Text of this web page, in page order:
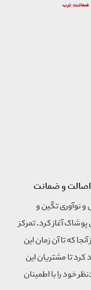
و ضمانت
گسترش و نوآوری تگین و
پوشاک آغاز کرد. تمرکز
که تا آن زمان این
تا مشتریان این
خود را با اطمینان